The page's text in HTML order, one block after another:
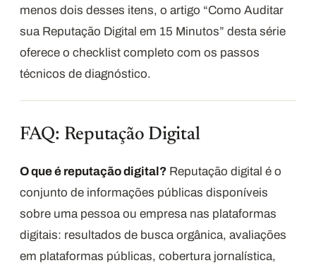
menos dois desses itens, o artigo “Como Auditar
sua Reputação Digital em 15 Minutos” desta série
oferece o checklist completo com os passos
técnicos de diagnóstico.
FAQ: Reputação Digital
O que é reputação digital? Reputação digital é o
conjunto de informações públicas disponíveis
sobre uma pessoa ou empresa nas plataformas
digitais: resultados de busca orgânica, avaliações
em plataformas públicas, cobertura jornalística,